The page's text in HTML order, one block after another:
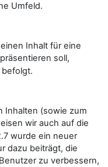
Umfeld.
Inhalt für eine
soll,
befolgt.
Inhalten (sowie zum
wir auch auf die
wurde ein neuer
dazu beiträgt, die
zu verbessern,